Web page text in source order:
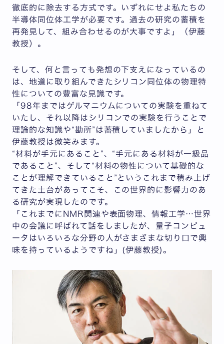
徹底的に除去する方式です。いずれにせよ私たちの
半導体同位体工学が必要です。過去の研究の蓄積を
再発見して、組み合わせるのが大事ですよ」（伊藤
教授）。
そして、何と言っても発想の下支えになっているの
は、地道に取り組んできたシリコン同位体の物理特
性についての豊富な見識です。
「98年まではゲルマニウムについての実験を重ねて
いたし、それ以降はシリコンでの実験を行うことで
理論的な知識や“勘所”は蓄積していましたから」と
伊藤教授は微笑みます。
“材料が手元にあること”、“手元にある材料が一級品
であること”、そして“材料の物性について基礎的な
ことが理解できていること”というこれまで積み上げ
てきた土台があってこそ、この世界的に影響力のあ
る研究が実現したのです。
「これまでにNMR関連や表面物理、情報工学…世界
中の会議に呼ばれて話をしましたが、量子コンピュ
ータはいろいろな分野の人がさまざまな切り口で興
味を持っているようですね」(伊藤教授)。